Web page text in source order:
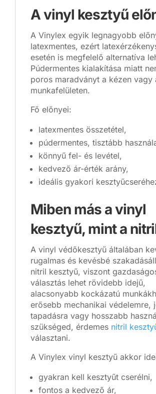
A vinyl kesztyű
A Vinylex egyik legnagyobb
latexmentes, ezért
esetén is megfelelő alternatíva
Púdermentes kialakítása miatt
poros maradványt a kézen vagy
munkafelületen.
Fő előnyei:
latexmentes összetétel,
púdermentes, tisztább
könnyű fel- és levétel,
kedvező ár-érték arány,
ideális gyakori
Miben más a vinyl
kesztyű, mint a
A vinyl védőkesztyű általában
rugalmas és kevésbé
nitril kesztyű, viszont
választás lehet rövidebb idejű,
alacsonyabb kockázatú
erősebb mechanikai védelemre,
tapadásra vagy hosszabb
szükséged, érdemes nitril
választani.
A Vinylex vinyl kesztyű akkor
gyakran kell kesztyűt cserélni,
fontos a kedvező ár,